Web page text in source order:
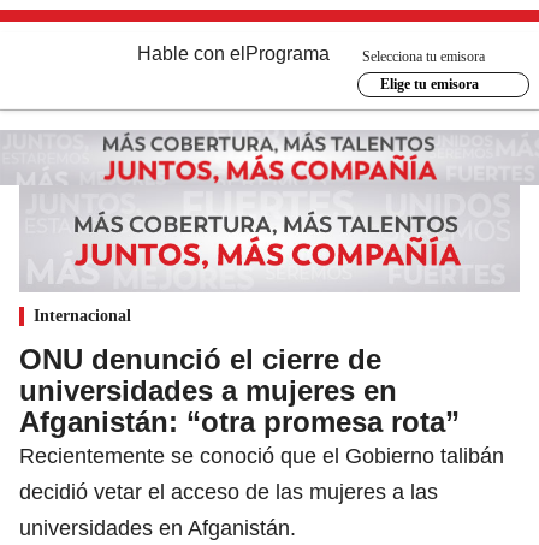
Hable con el Programa
Selecciona tu emisora
Elige tu emisora
Internacional
ONU denunció el cierre de
universidades a mujeres en
Afganistán: “otra promesa rota”
Recientemente se conoció que el Gobierno talibán
decidió vetar el acceso de las mujeres a las
universidades en Afganistán.